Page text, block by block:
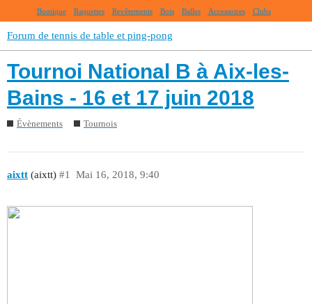
Boutique Raquettes Revêtements Bois Balles Accessoires Clubs
Forum de tennis de table et ping-pong
Tournoi National B à Aix-les-
Bains - 16 et 17 juin 2018
Évènements Tournois
aixtt (aixtt) Mai 16, 2018, 9:40
#1